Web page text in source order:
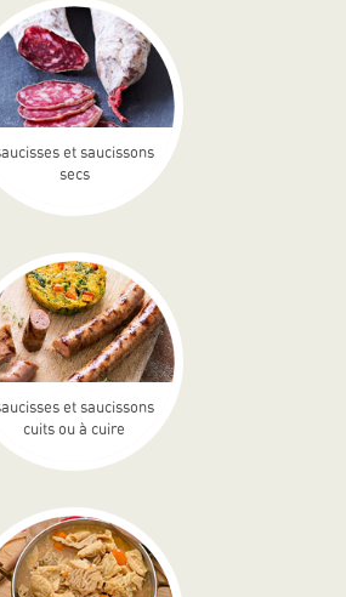
et saucissons
secs
et saucissons
cuits ou à cuire